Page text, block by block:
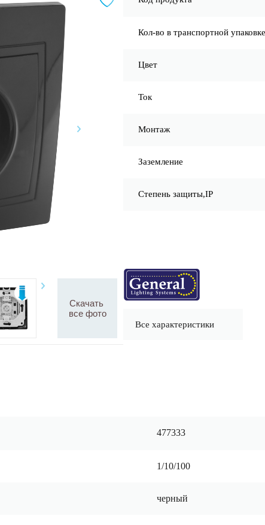
Скачать
все фото
Кол-во в транспортной упаковке
Цвет
Ток
Монтаж
Заземление
Степень защиты,IP
Все характеристики
477333
1/10/100
черный